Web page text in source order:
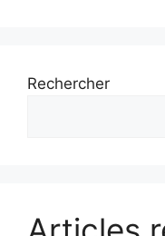
Rechercher